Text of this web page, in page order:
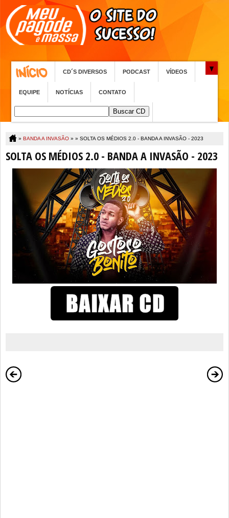
CD´S DIVERSOS PODCAST VÍDEOS
EQUIPE NOTÍCIAS CONTATO
» BANDA A INVASÃO » » SOLTA OS MÉDIOS 2.0 - BANDA A INVASÃO - 2023
SOLTA OS MÉDIOS 2.0 - BANDA A INVASÃO - 2023